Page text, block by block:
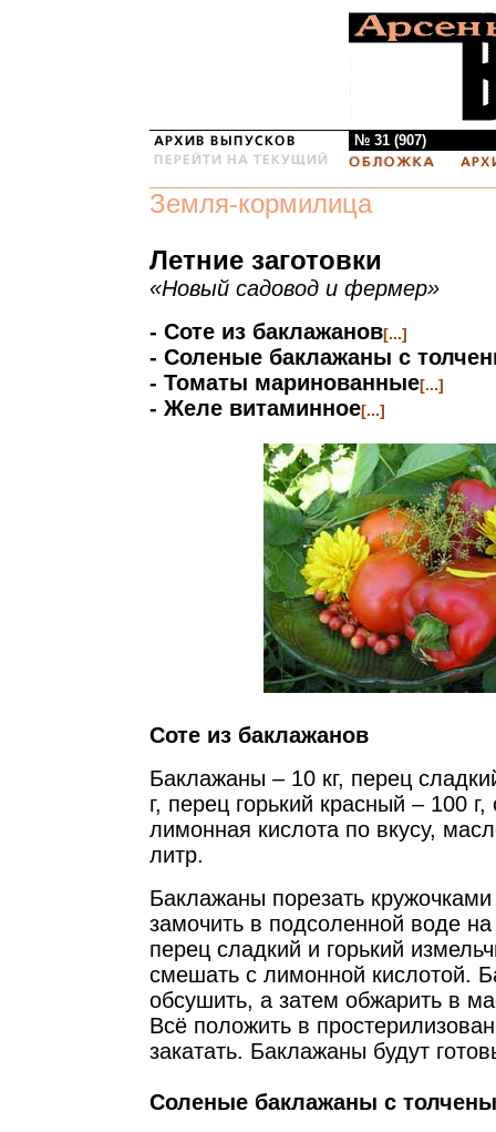
№ 31 (907)
Земля-кормилица
Летние заготовки
«Новый садовод и фермер»
- Соте из баклажанов[...]
- Соленые баклажаны с
- Томаты маринованные[...]
- Желе витаминное[...]
Соте из баклажанов
Баклажаны – 10 кг, перец
г, перец горький красный – 100 г,
лимонная кислота по вкусу,
литр.
Баклажаны порезать
замочить в подсоленной воде
перец сладкий и горький
смешать с лимонной кислотой.
обсушить, а затем обжарить в
Всё положить в
закатать. Баклажаны будут
Соленые баклажаны с